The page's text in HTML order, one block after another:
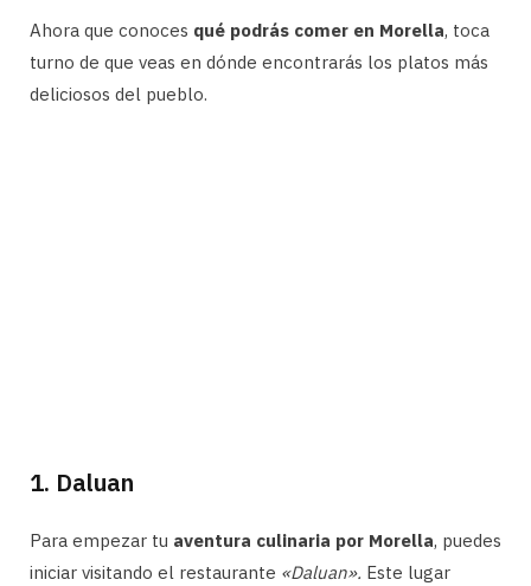
Ahora que conoces qué podrás comer en Morella, toca
turno de que veas en dónde encontrarás los platos más
deliciosos del pueblo.
1. Daluan
Para empezar tu aventura culinaria por Morella, puedes
iniciar visitando el restaurante «Daluan». Este lugar